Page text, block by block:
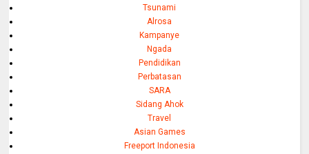
Tsunami
Alrosa
Kampanye
Ngada
Pendidikan
Perbatasan
SARA
Sidang Ahok
Travel
Asian Games
Freeport Indonesia